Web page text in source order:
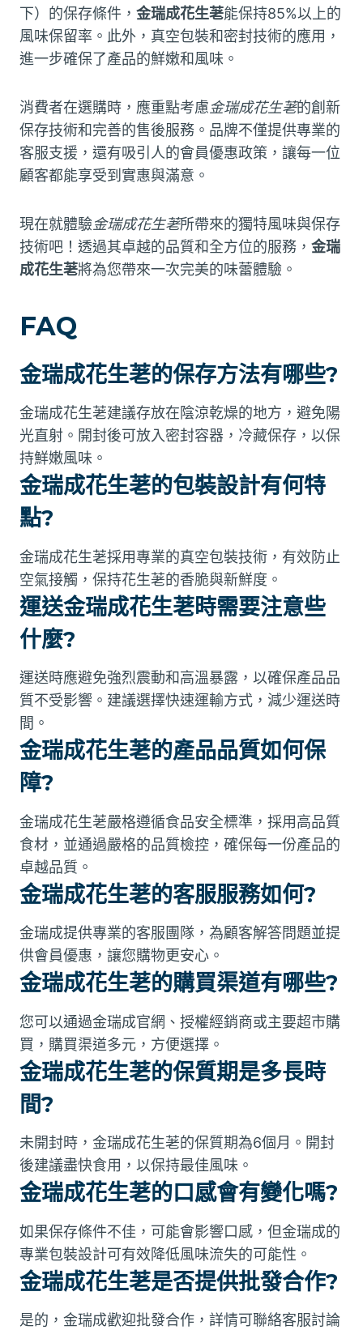
下）的保存條件， 金瑞成花生荖能保持85%以上的
風味保留率。此外，真空包裝和密封技術的應用，
進一步確保了產品的鮮嫩和風味。
消費者在選購時，應重點考慮金瑞成花生荖的創新
保存技術和完善的售後服務。品牌不僅提供專業的
客服支援，還有吸引人的會員優惠政策，讓每一位
顧客都能享受到實惠與滿意。
現在就體驗金瑞成花生荖所帶來的獨特風味與保存
技術吧！透過其卓越的品質和全方位的服務， 金瑞
成花生荖將為您帶來一次完美的味蕾體驗。
FAQ
金瑞成花生荖的保存方法有哪些?
金瑞成花生荖建議存放在陰涼乾燥的地方，避免陽
光直射。開封後可放入密封容器，冷藏保存，以保
持鮮嫩風味。
金瑞成花生荖的包裝設計有何特
點?
金瑞成花生荖採用專業的真空包裝技術，有效防止
空氣接觸，保持花生荖的香脆與新鮮度。
運送金瑞成花生荖時需要注意些
什麼?
運送時應避免強烈震動和高溫暴露，以確保產品品
質不受影響。建議選擇快速運輸方式，減少運送時
間。
金瑞成花生荖的產品品質如何保
障?
金瑞成花生荖嚴格遵循食品安全標準，採用高品質
食材，並通過嚴格的品質檢控，確保每一份產品的
卓越品質。
金瑞成花生荖的客服服務如何?
金瑞成提供專業的客服團隊，為顧客解答問題並提
供會員優惠，讓您購物更安心。
金瑞成花生荖的購買渠道有哪些?
您可以通過金瑞成官網、授權經銷商或主要超市購
買，購買渠道多元，方便選擇。
金瑞成花生荖的保質期是多長時
間?
未開封時，金瑞成花生荖的保質期為6個月。開封
後建議盡快食用，以保持最佳風味。
金瑞成花生荖的口感會有變化嗎?
如果保存條件不佳，可能會影響口感，但金瑞成的
專業包裝設計可有效降低風味流失的可能性。
金瑞成花生荖是否提供批發合作?
是的，金瑞成歡迎批發合作，詳情可聯絡客服討論